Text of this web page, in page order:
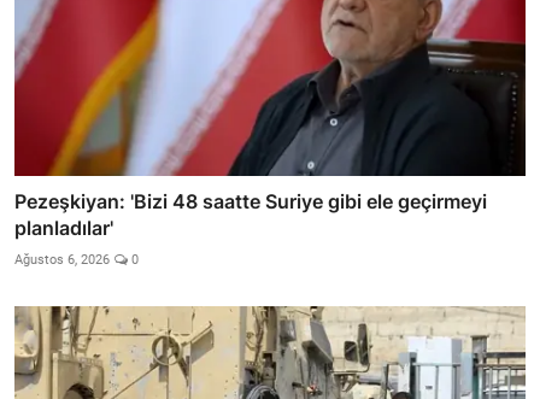
Pezeşkiyan: 'Bizi 48 saatte Suriye gibi ele geçirmeyi
planladılar'
Ağustos 6, 2026 0